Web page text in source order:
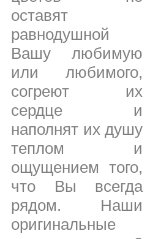
оставят
равнодушной
Вашу любимую
или любимого,
согреют их
сердце и
наполнят их душу
теплом и
ощущением того,
что Вы всегда
рядом. Наши
оригинальные